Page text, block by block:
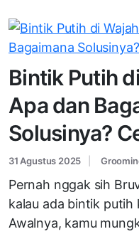
Bintik Putih
Apa dan
Solusinya?
31 Agustus 2025
Pernah nggak sih
kalau ada bintik putih
Awalnya, kamu